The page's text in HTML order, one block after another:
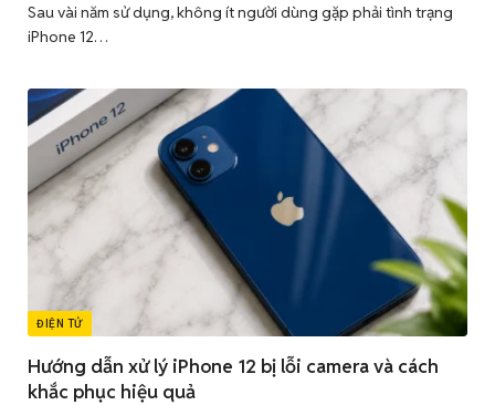
Sau vài năm sử dụng, không ít người dùng gặp phải tình trạng
iPhone 12…
ĐIỆN TỬ
Hướng dẫn xử lý iPhone 12 bị lỗi camera và cách
khắc phục hiệu quả